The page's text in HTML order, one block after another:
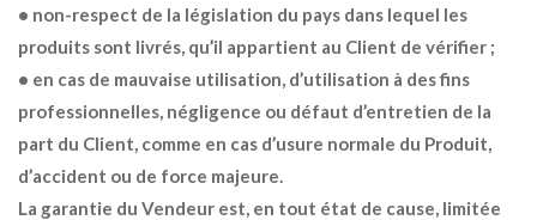
• non-respect de la législation du pays dans lequel les
produits sont livrés, qu’il appartient au Client de vérifier ;
• en cas de mauvaise utilisation, d’utilisation à des fins
professionnelles, négligence ou défaut d’entretien de la
part du Client, comme en cas d’usure normale du Produit,
d’accident ou de force majeure.
La garantie du Vendeur est, en tout état de cause, limitée